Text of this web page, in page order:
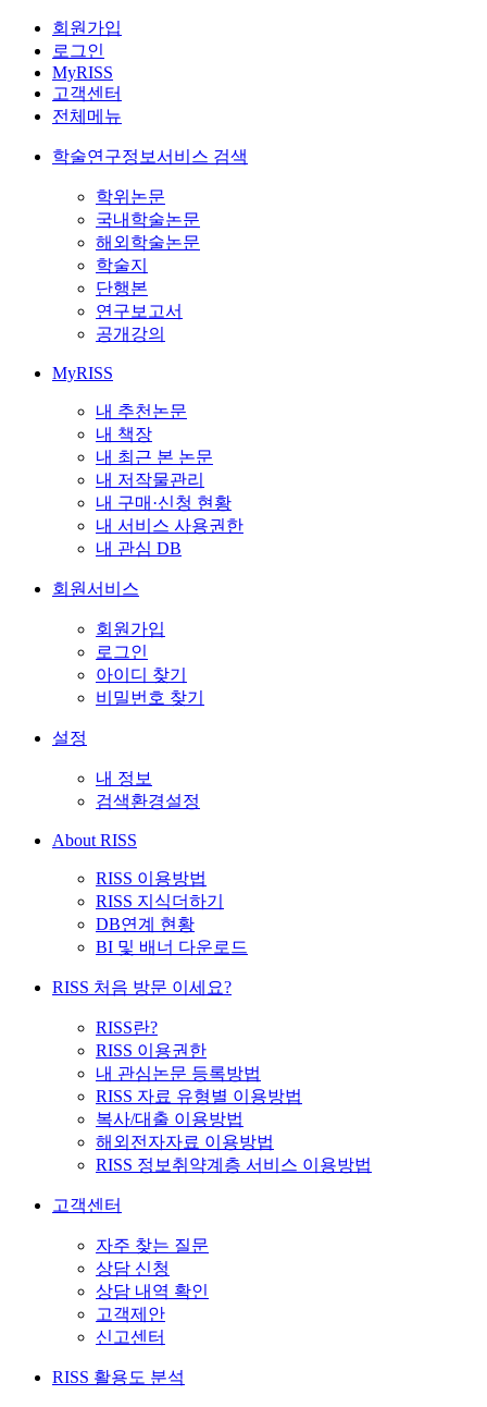
회원가입
로그인
MyRISS
고객센터
전체메뉴
학술연구정보서비스 검색
학위논문
국내학술논문
해외학술논문
학술지
단행본
연구보고서
공개강의
MyRISS
내 추천논문
내 책장
내 최근 본 논문
내 저작물관리
내 구매·신청 현황
내 서비스 사용권한
내 관심 DB
회원서비스
회원가입
로그인
아이디 찾기
비밀번호 찾기
설정
내 정보
검색환경설정
About RISS
RISS 이용방법
RISS 지식더하기
DB연계 현황
BI 및 배너 다운로드
RISS 처음 방문 이세요?
RISS란?
RISS 이용권한
내 관심논문 등록방법
RISS 자료 유형별 이용방법
복사/대출 이용방법
해외전자자료 이용방법
RISS 정보취약계층 서비스 이용방법
고객센터
자주 찾는 질문
상담 신청
상담 내역 확인
고객제안
신고센터
RISS 활용도 분석